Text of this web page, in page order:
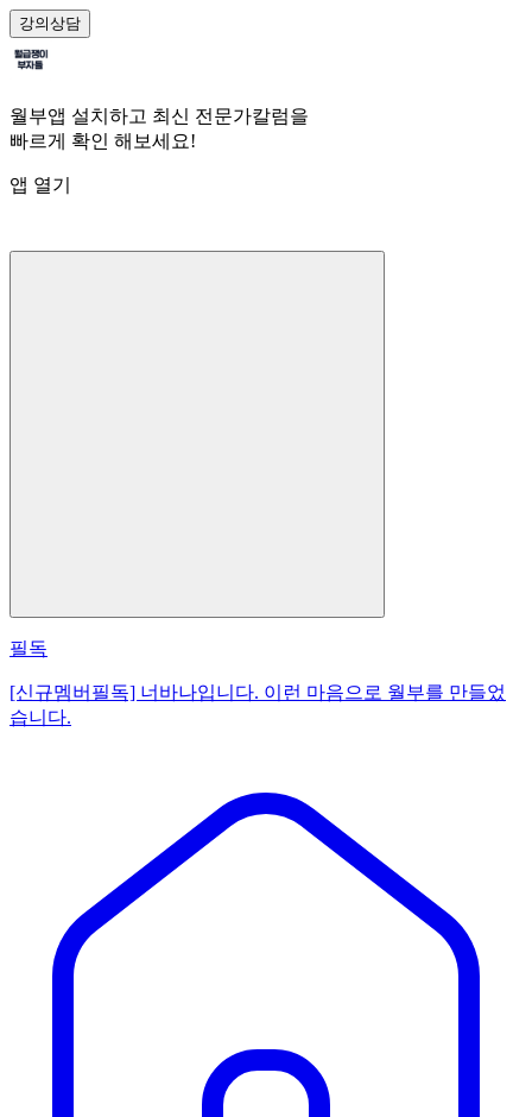
강의상담
월부앱 설치하고 최신 전문가칼럼을
빠르게 확인 해보세요!
앱 열기
필독
[신규멤버필독] 너바나입니다. 이런 마음으로 월부를 만들었
습니다.